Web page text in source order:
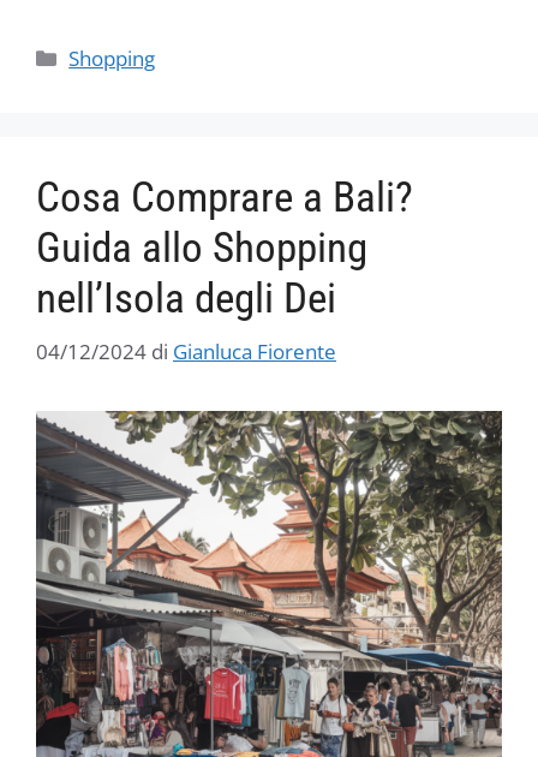
Categorie
Shopping
Cosa Comprare a Bali?
Guida allo Shopping
nell’Isola degli Dei
04/12/2024 di Gianluca Fiorente